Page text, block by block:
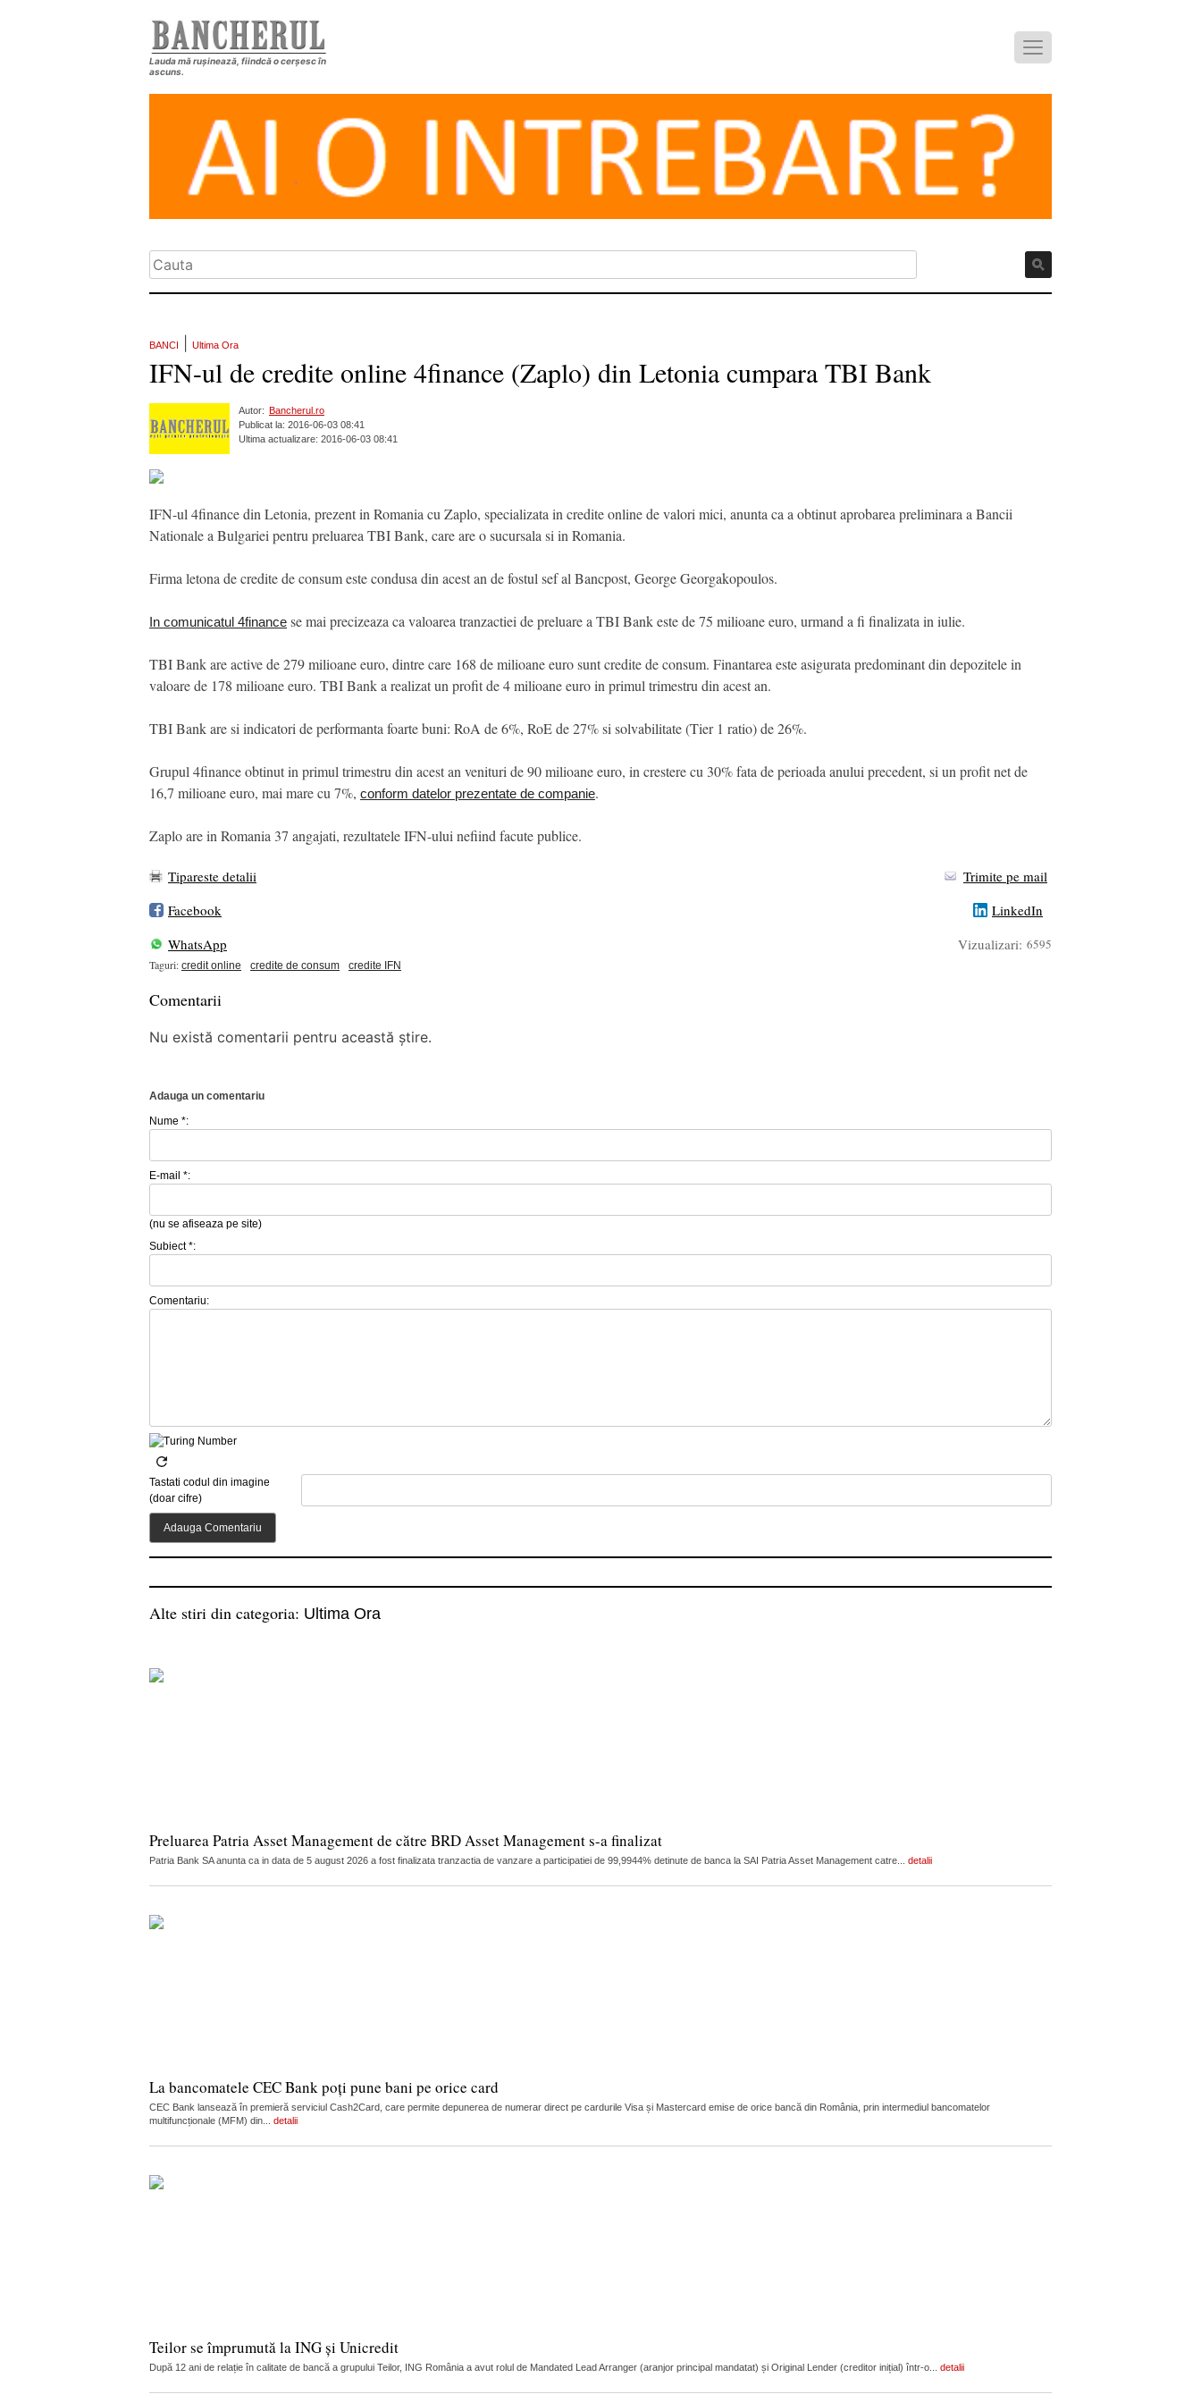
Lauda mă rușinează, fiindcă o cerșesc în
ascuns.
BANCI Ultima Ora
IFN-ul de credite online 4finance (Zaplo) din Letonia cumpara TBI Bank
Autor:
Bancherul.ro
Publicat la: 2016-06-03 08:41
Ultima actualizare: 2016-06-03 08:41
IFN-ul 4finance din Letonia, prezent in Romania cu Zaplo, specializata in credite online de valori mici, anunta ca a obtinut aprobarea preliminara a Bancii
Nationale a Bulgariei pentru preluarea TBI Bank, care are o sucursala si in Romania.
Firma letona de credite de consum este condusa din acest an de fostul sef al Bancpost, George Georgakopoulos.
In comunicatul 4finance se mai precizeaza ca valoarea tranzactiei de preluare a TBI Bank este de 75 milioane euro, urmand a fi finalizata in iulie.
TBI Bank are active de 279 milioane euro, dintre care 168 de milioane euro sunt credite de consum. Finantarea este asigurata predominant din depozitele in
valoare de 178 milioane euro. TBI Bank a realizat un profit de 4 milioane euro in primul trimestru din acest an.
TBI Bank are si indicatori de performanta foarte buni: RoA de 6%, RoE de 27% si solvabilitate (Tier 1 ratio) de 26%.
Grupul 4finance obtinut in primul trimestru din acest an venituri de 90 milioane euro, in crestere cu 30% fata de perioada anului precedent, si un profit net de
16,7 milioane euro, mai mare cu 7%, conform datelor prezentate de companie.
Zaplo are in Romania 37 angajati, rezultatele IFN-ului nefiind facute publice.
Tipareste detalii
Trimite pe mail
Facebook
LinkedIn
WhatsApp
Vizualizari: 6595
Taguri: credit online credite de consum credite IFN
Comentarii
Nu există comentarii pentru această știre.
Adauga un comentariu
Nume *:
E-mail *:
(nu se afiseaza pe site)
Subiect *:
Comentariu:
Tastati codul din imagine
(doar cifre)
Alte stiri din categoria: Ultima Ora
Preluarea Patria Asset Management de către BRD Asset Management s-a finalizat
Patria Bank SA anunta ca in data de 5 august 2026 a fost finalizata tranzactia de vanzare a participatiei de 99,9944% detinute de banca la SAI Patria Asset Management catre... detalii
La bancomatele CEC Bank poți pune bani pe orice card
CEC Bank lansează în premieră serviciul Cash2Card, care permite depunerea de numerar direct pe cardurile Visa și Mastercard emise de orice bancă din România, prin intermediul bancomatelor
multifuncționale (MFM) din... detalii
Teilor se împrumută la ING și Unicredit
După 12 ani de relație în calitate de bancă a grupului Teilor, ING România a avut rolul de Mandated Lead Arranger (aranjor principal mandatat) și Original Lender (creditor inițial) într-o... detalii